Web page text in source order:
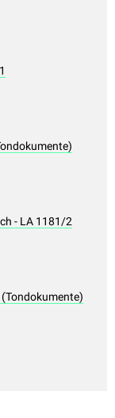
- LA 1181/2